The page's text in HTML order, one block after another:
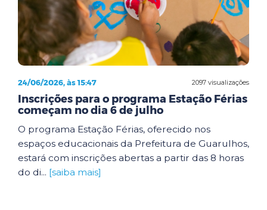
2097 visualizações
24/06/2026, às 15:47
Inscrições para o programa Estação Férias
começam no dia 6 de julho
O programa Estação Férias, oferecido nos
espaços educacionais da Prefeitura de Guarulhos,
estará com inscrições abertas a partir das 8 horas
do di... [saiba mais]